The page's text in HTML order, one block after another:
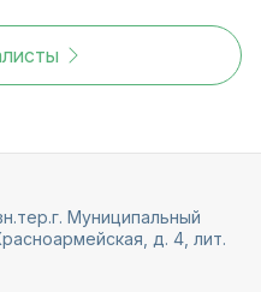
Муниципальный
д. 4, лит.